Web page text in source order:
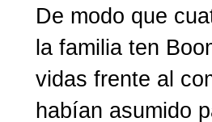
De modo que
la familia ten
vidas frente al
habían asumido